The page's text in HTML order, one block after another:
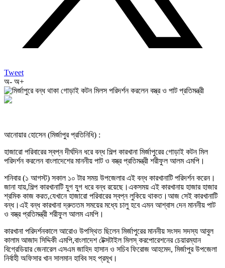
Tweet
অ- অ+
আনোয়ার হোসেন (মির্জাপুর প্রতিনিধি) :
হাজারো পরিবারের স্বপ্ন দীর্ঘদিন ধরে বন্ধ শিল্প কারখানা মির্জাপুরের গোড়াই কটন মিল
পরিদর্শন করলেন বাংলাদেশের মাননীয় পাট ও বস্ত্র প্রতিমন্ত্রী শরীফুল আলম এমপি।
শনিবার (১ আগস্ট) সকাল ১০ টার সময় উপজেলার এই বন্ধ কারখানাটি পরিদর্শন করেন।
জানা যায়,শিল্প কারখানাটি যুগ যুগ ধরে বন্ধ রয়েছে।একসময় এই কারখানায় হাজার হাজার
শ্রমিক কাজ করত,যেখানে হাজারো পরিবারের স্বপ্ন লুকিয়ে থাকত।আজ সেই কারখানাটি
বন্ধ।এই বন্ধ কারখানা দ্রুততম সময়ের মধ্যে চালু হবে এমন আশ্বাস দেন মাননীয় পাট
ও বস্ত্র প্রতিমন্ত্রী শরীফুল আলম এমপি।
কারখানা পরিদর্শনকালে আরোও উপস্থিত ছিলেন মির্জাপুরের মাননীয় সংসদ সদস্য আবুল
কালাম আজাদ সিদ্দিকী এমপি,বাংলাদেশ টেক্সটাইল মিলস্ করপোরেশনের চেয়ারম্যান
বিগ্রেডিয়ার জেনারেল এসএম জাহিদ হাসান ও সচিব ফিরোজ আহমেদ, মির্জাপুর উপজেলা
নির্বাহী অফিসার খান সালমান হাবিব সহ প্রমূখ।